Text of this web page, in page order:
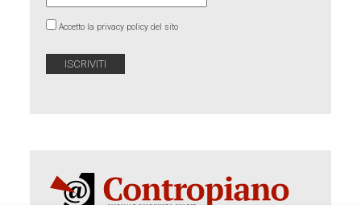
Accetto la privacy policy del sito